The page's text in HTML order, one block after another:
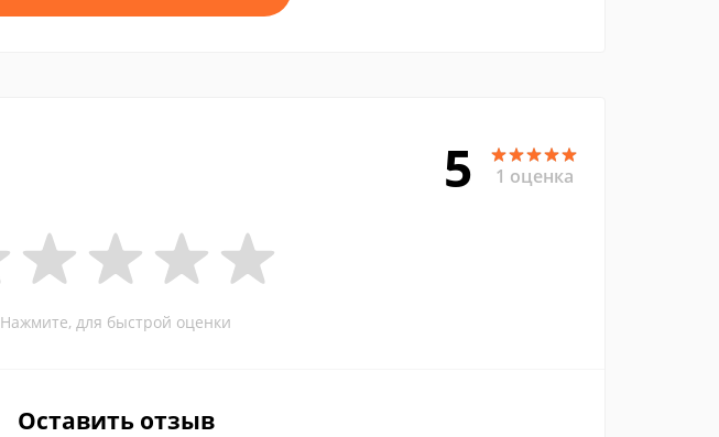
5 1 оценка
Нажмите, для быстрой оценки
Оставить отзыв